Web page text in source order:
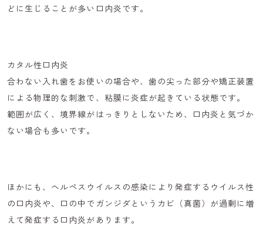
どに生じることが多い口内炎です。
カタル性口内炎
合わない入れ歯をお使いの場合や、歯の尖った部分や矯正装置
による物理的な刺激で、粘膜に炎症が起きている状態です。
範囲が広く、境界線がはっきりとしないため、口内炎と気づか
ない場合も多いです。
ほかにも、ヘルペスウイルスの感染により発症するウイルス性
の口内炎や、口の中でガンジダというカビ（真菌）が過剰に増
えて発症する口内炎があります。